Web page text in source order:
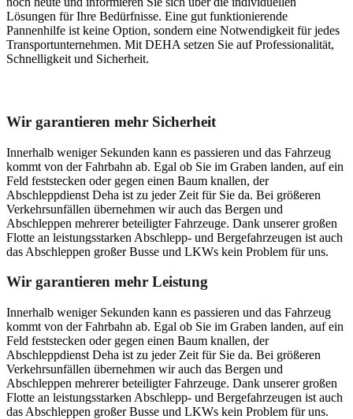
Lösungen für Ihre Bedürfnisse. Eine gut funktionierende
Pannenhilfe ist keine Option, sondern eine Notwendigkeit für jedes
Transportunternehmen. Mit DEHA setzen Sie auf Professionalität,
Schnelligkeit und Sicherheit.
Wir garantieren mehr Sicherheit
Innerhalb weniger Sekunden kann es passieren und das Fahrzeug
kommt von der Fahrbahn ab. Egal ob Sie im Graben landen, auf ein
Feld feststecken oder gegen einen Baum knallen, der
Abschleppdienst Deha ist zu jeder Zeit für Sie da. Bei größeren
Verkehrsunfällen übernehmen wir auch das Bergen und
Abschleppen mehrerer beteiligter Fahrzeuge. Dank unserer großen
Flotte an leistungsstarken Abschlepp- und Bergefahrzeugen ist auch
das Abschleppen großer Busse und LKWs kein Problem für uns.
Wir garantieren mehr Leistung
Innerhalb weniger Sekunden kann es passieren und das Fahrzeug
kommt von der Fahrbahn ab. Egal ob Sie im Graben landen, auf ein
Feld feststecken oder gegen einen Baum knallen, der
Abschleppdienst Deha ist zu jeder Zeit für Sie da. Bei größeren
Verkehrsunfällen übernehmen wir auch das Bergen und
Abschleppen mehrerer beteiligter Fahrzeuge. Dank unserer großen
Flotte an leistungsstarken Abschlepp- und Bergefahrzeugen ist auch
das Abschleppen großer Busse und LKWs kein Problem für uns.